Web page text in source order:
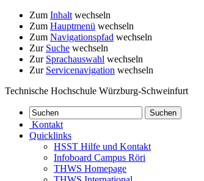
Zum Inhalt wechseln
Zum Hauptmenü wechseln
Zum Navigationspfad wechseln
Zur Suche wechseln
Zur Sprachauswahl wechseln
Zur Servicenavigation wechseln
Technische Hochschule Würzburg-Schweinfurt
Kontakt
Quicklinks
HSST Hilfe und Kontakt
Infoboard Campus Röri
THWS Homepage